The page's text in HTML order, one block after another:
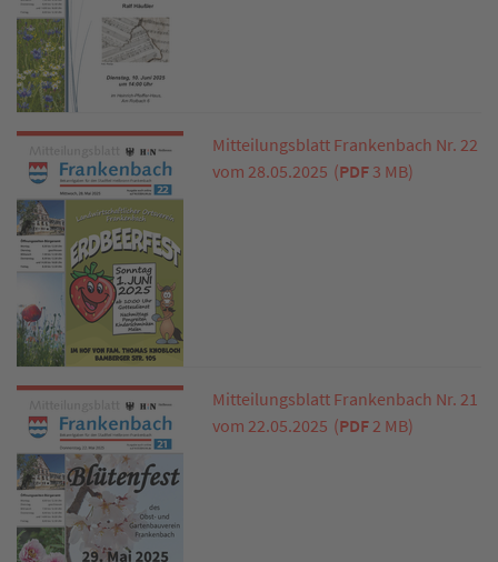
Mitteilungsblatt Frankenbach Nr. 22
vom 28.05.2025 (PDF 3 MB)
Mitteilungsblatt Frankenbach Nr. 21
vom 22.05.2025 (PDF 2 MB)